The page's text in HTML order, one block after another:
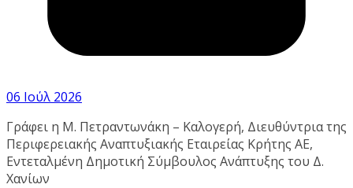
06 Ιούλ 2026
Γράφει η Μ. Πετραντωνάκη – Καλογερή, Διευθύντρια της
Περιφερειακής Αναπτυξιακής Εταιρείας Κρήτης ΑΕ,
Εντεταλμένη Δημοτική Σύμβουλος Ανάπτυξης του Δ.
Χανίων